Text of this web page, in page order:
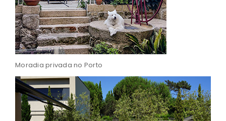
Moradia privada no Porto